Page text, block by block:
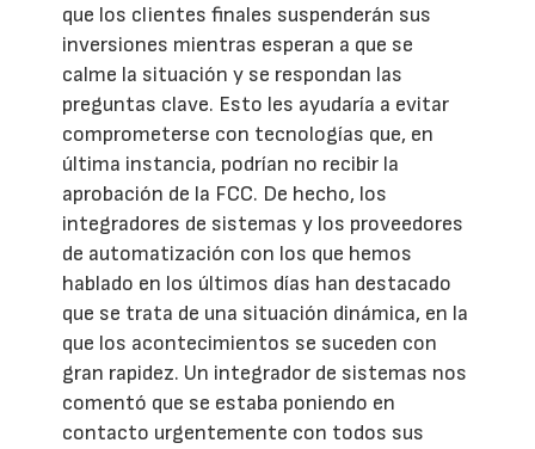
que los clientes finales suspenderán sus
inversiones mientras esperan a que se
calme la situación y se respondan las
preguntas clave. Esto les ayudaría a evitar
comprometerse con tecnologías que, en
última instancia, podrían no recibir la
aprobación de la FCC. De hecho, los
integradores de sistemas y los proveedores
de automatización con los que hemos
hablado en los últimos días han destacado
que se trata de una situación dinámica, en la
que los acontecimientos se suceden con
gran rapidez. Un integrador de sistemas nos
comentó que se estaba poniendo en
contacto urgentemente con todos sus